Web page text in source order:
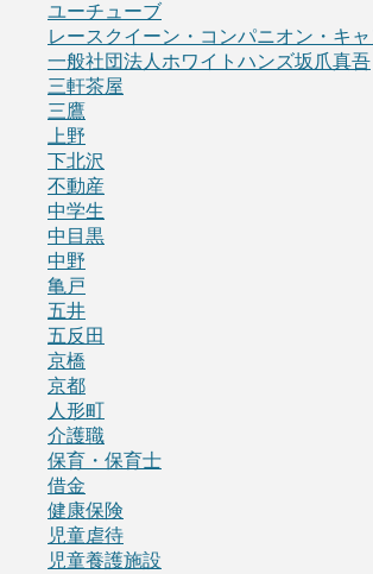
ユーチューブ
レースクイーン・コンパニオン・キ
一般社団法人ホワイトハンズ坂爪真吾
三軒茶屋
三鷹
上野
下北沢
不動産
中学生
中目黒
中野
亀戸
五井
五反田
京橋
京都
人形町
介護職
保育・保育士
借金
健康保険
児童虐待
児童養護施設